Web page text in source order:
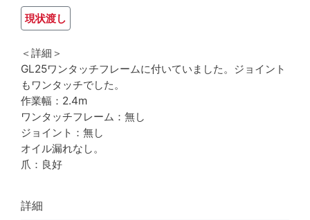
現状渡し
＜詳細＞
GL25ワンタッチフレームに付いていました。ジョイント
もワンタッチでした。
作業幅：2.4m
ワンタッチフレーム：無し
ジョイント：無し
オイル漏れなし。
爪：良好
詳細